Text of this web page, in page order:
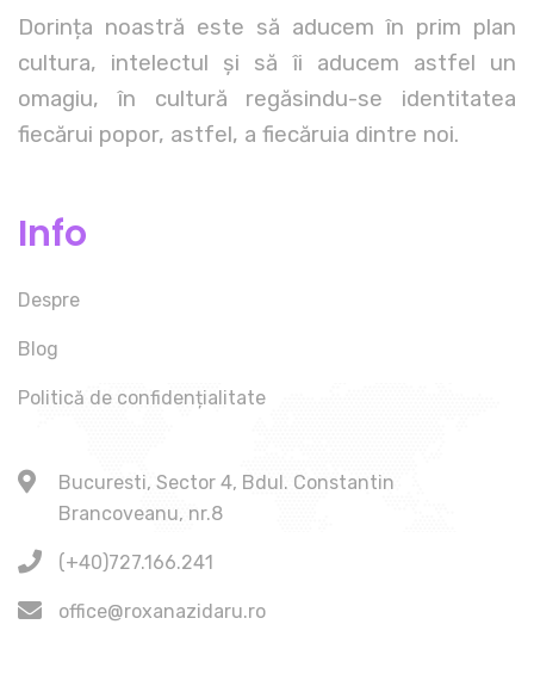
Dorința noastră este să aducem în prim plan
cultura, intelectul și să îi aducem astfel un
omagiu, în cultură regăsindu-se identitatea
fiecărui popor, astfel, a fiecăruia dintre noi.
Info
Despre
Blog
Politică de confidențialitate
Bucuresti, Sector 4, Bdul. Constantin
Brancoveanu, nr.8
(+40)727.166.241
office@roxanazidaru.ro